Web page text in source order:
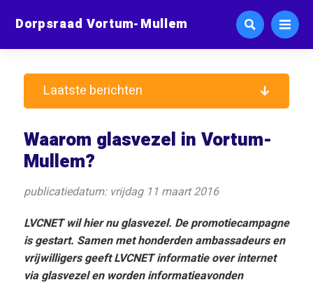
Dorpsraad Vortum-Mullem
Waarom glasvezel in Vortum-
Mullem?
publicatiedatum: vrijdag 11 maart 2016
LVCNET wil hier nu glasvezel. De promotiecampagne
is gestart. Samen met honderden ambassadeurs en
vrijwilligers geeft LVCNET informatie over internet
via glasvezel en worden informatieavonden
Laatste berichten